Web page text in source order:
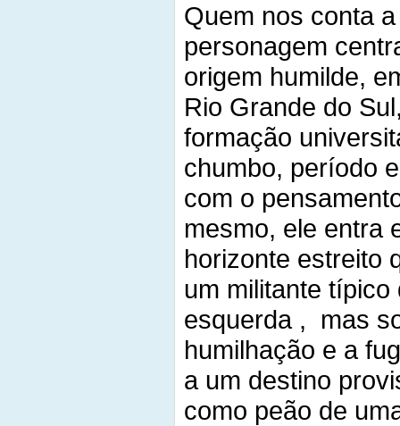
Quem nos conta
personagem
origem humilde,
Rio Grande do
formação
chumbo, período
com o
mesmo, ele entra
horizonte estreito
um militante
esquerda , mas
humilhação e a
a um destino
como peão de